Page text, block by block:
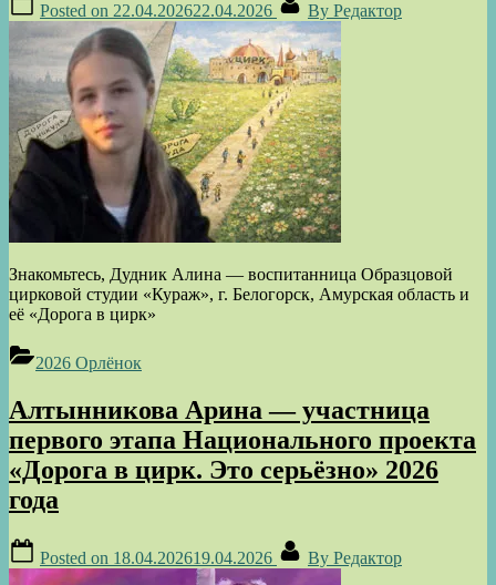
Posted on 22.04.202622.04.2026 By Редактор
Знакомьтесь, Дудник Алина — воспитанница Образцовой
цирковой студии «Кураж», г. Белогорск, Амурская область и
её «Дорога в цирк»
2026 Орлёнок
Алтынникова Арина — участница
первого этапа Национального проекта
«Дорога в цирк. Это серьёзно» 2026
года
Posted on 18.04.202619.04.2026 By Редактор